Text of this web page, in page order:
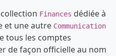
Finances dédiée à
et une autre Communication
tous les comptes
de façon officielle au nom